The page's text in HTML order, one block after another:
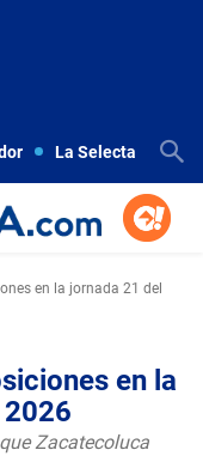
La Selecta
en la jornada 21 del
en la
Zacatecoluca